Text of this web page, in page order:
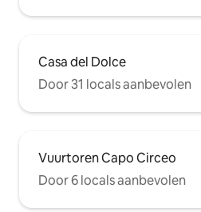
Casa del Dolce
Door 31 locals aanbevolen
Vuurtoren Capo Circeo
Door 6 locals aanbevolen